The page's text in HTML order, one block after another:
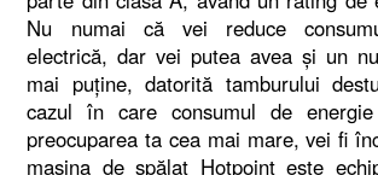
Nu numai că vei reduce
electrică, dar vei putea avea şi un
mai puţine, datorită tamburului
cazul în care consumul de
preocuparea ta cea mai mare, vei fi
maşina de spălat Hotpoint este